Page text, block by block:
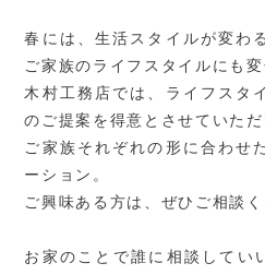
春には、生活スタイルが変わ
ご家族のライフスタイルにも変
木村工務店では、ライフスタ
のご提案を得意とさせていただ
ご家族それぞれの形に合わせ
ーション。
ご興味ある方は、ぜひご相談く
お家のことで誰に相談してい